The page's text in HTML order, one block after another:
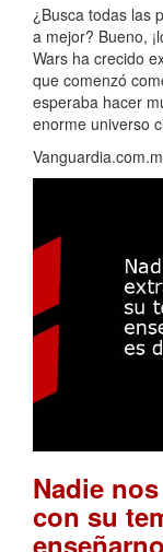
¿Busca todas las
a mejor? Bueno,
Wars ha crecido
que comenzó
esperaba hacer
enorme universo
Nadie
con su